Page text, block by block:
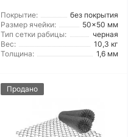
Покрытие:
без покрытия
Размер ячейки:
50x50 мм
Тип сетки рабицы:
черная
Вес:
10,3 кг
Толщина:
1,6 мм
Продано